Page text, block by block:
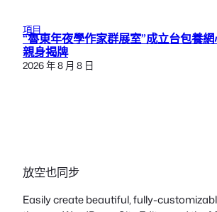
項目
“魯東年夜學作家群展室”成立台包養
親身揭牌
2026 年 8 月 8 日
放空也同步
Easily create beautiful, fully-